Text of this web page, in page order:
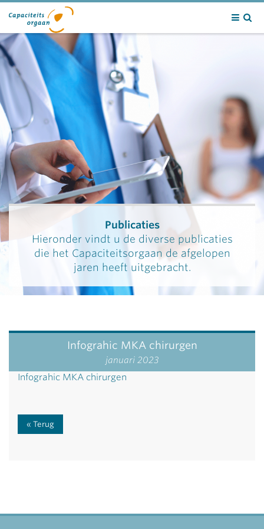
Publicaties
Hieronder vindt u de diverse publicaties
die het Capaciteitsorgaan de afgelopen
jaren heeft uitgebracht.
Infograhic MKA chirurgen
januari 2023
Infograhic MKA chirurgen
Terug